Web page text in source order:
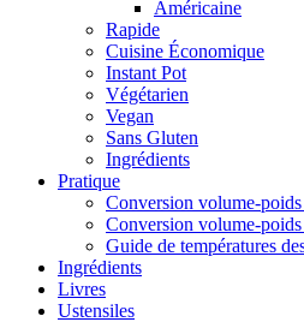
Américaine
Rapide
Cuisine Économique
Instant Pot
Végétarien
Vegan
Sans Gluten
Ingrédients
Pratique
Conversion volume-poids
Conversion volume-
Guide de températures
Ingrédients
Livres
Ustensiles